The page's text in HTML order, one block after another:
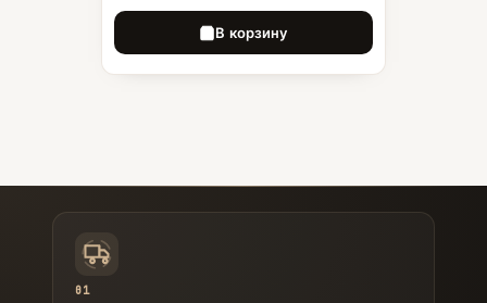
В корзину
01